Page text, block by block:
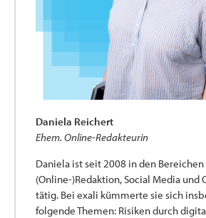
Daniela Reichert
Ehem. Online-Redakteurin
Daniela ist seit 2008 in den Bereichen
(Online-)Redaktion, Social Media
tätig. Bei exali kümmerte sie sich
folgende Themen: Risiken durch